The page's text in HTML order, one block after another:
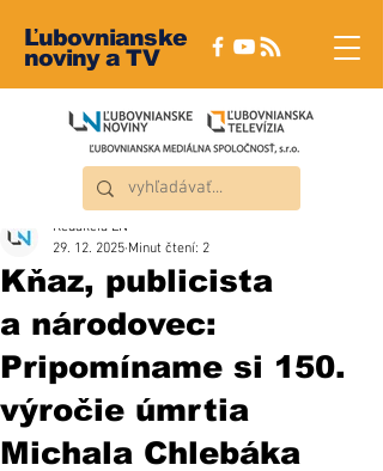
Ľubovnianske
noviny a TV
Kňaz, publicista
a národovec:
Pripomíname si 150.
výročie úmrtia
Michala Chlebáka
Redakcia ĽN
29. 12. 2025 Minut čtení: 2